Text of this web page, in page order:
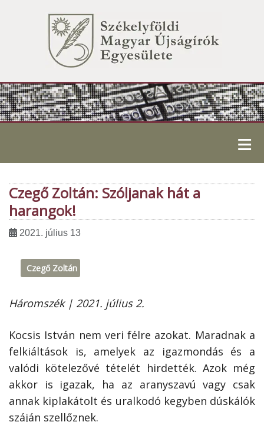
≡
Czegő Zoltán: Szóljanak hát a
harangok!
2021. július 13
Czegő Zoltán
Háromszék | 2021. július 2.
Kocsis István nem veri félre azokat. Maradnak a
felkiáltások is, amelyek az igazmondás és a
valódi kötelezővé tételét hirdették. Azok még
akkor is igazak, ha az aranyszavú vagy csak
annak kiplakátolt és uralkodó kegyben dúskálók
száján szellőznek.